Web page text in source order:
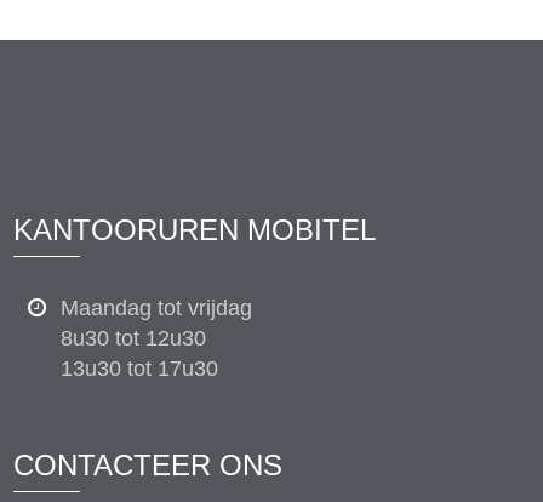
KANTOORUREN MOBITEL
Maandag tot vrijdag
8u30 tot 12u30
13u30 tot 17u30
CONTACTEER ONS